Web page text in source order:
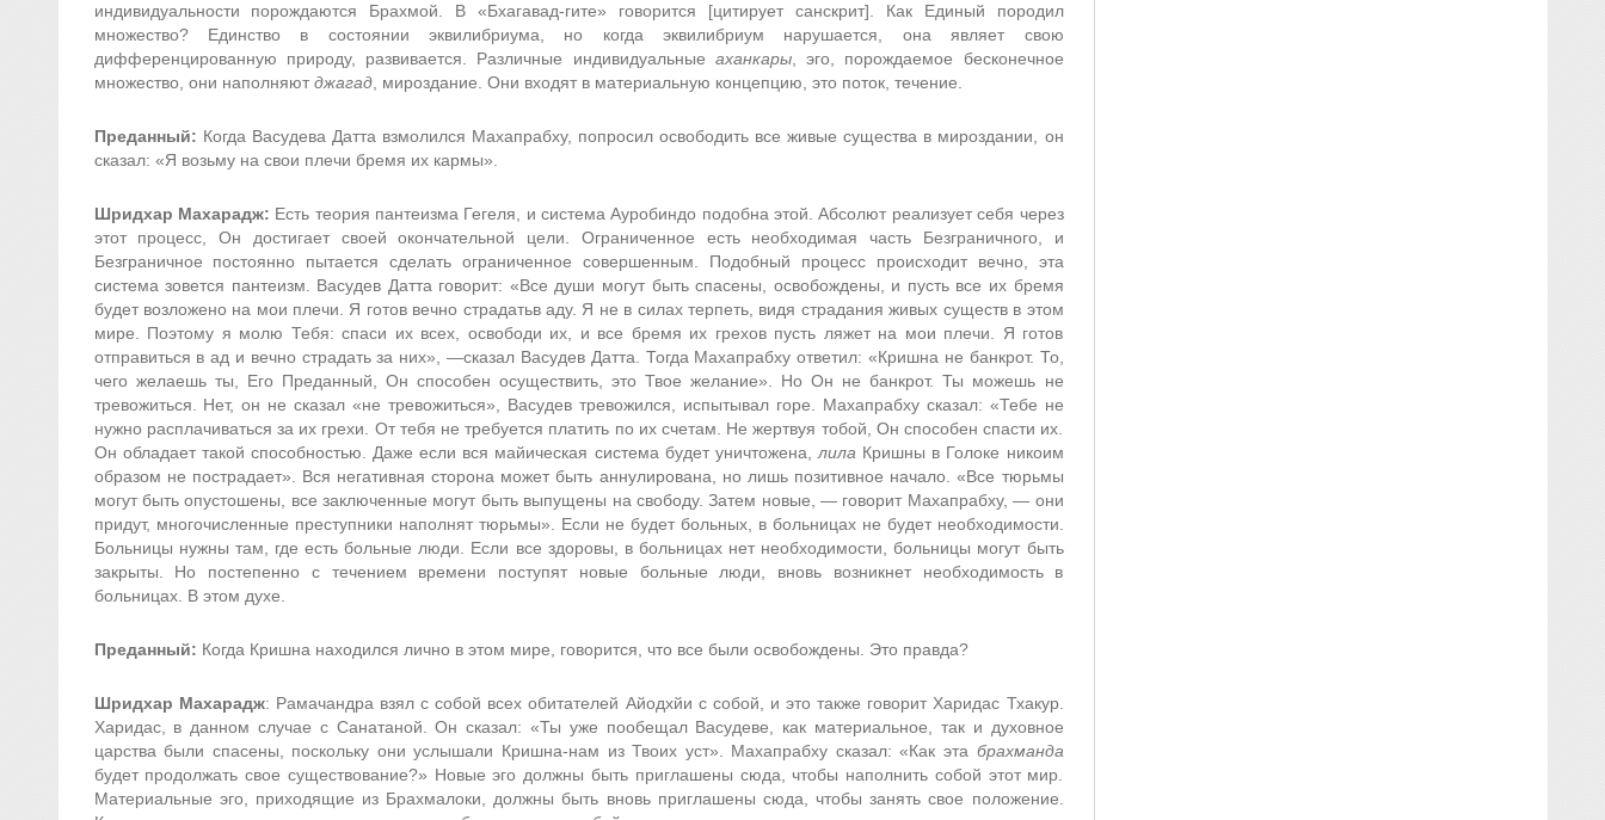
индивидуальности порождаются Брахмой. В «Бхагавад-гите» говорится [цитирует санскрит]. Как Единый породил
множество? Единство в состоянии эквилибриума, но когда эквилибриум нарушается, она являет свою
дифференцированную природу, развивается. Различные индивидуальные аханкары, эго, порождаемое бесконечное
множество, они наполняют джагад, мироздание. Они входят в материальную концепцию, это поток, течение.
Преданный: Когда Васудева Датта взмолился Махапрабху, попросил освободить все живые существа в мироздании, он
сказал: «Я возьму на свои плечи бремя их кармы».
Шридхар Махарадж: Есть теория пантеизма Гегеля, и система Ауробиндо подобна этой. Абсолют реализует себя через
этот процесс, Он достигает своей окончательной цели. Ограниченное есть необходимая часть Безграничного, и
Безграничное постоянно пытается сделать ограниченное совершенным. Подобный процесс происходит вечно, эта
система зовется пантеизм. Васудев Датта говорит: «Все души могут быть спасены, освобождены, и пусть все их бремя
будет возложено на мои плечи. Я готов вечно страдатьв аду. Я не в силах терпеть, видя страдания живых существ в этом
мире. Поэтому я молю Тебя: спаси их всех, освободи их, и все бремя их грехов пусть ляжет на мои плечи. Я готов
отправиться в ад и вечно страдать за них», —сказал Васудев Датта. Тогда Махапрабху ответил: «Кришна не банкрот. То,
чего желаешь ты, Его Преданный, Он способен осуществить, это Твое желание». Но Он не банкрот. Ты можешь не
тревожиться. Нет, он не сказал «не тревожиться», Васудев тревожился, испытывал горе. Махапрабху сказал: «Тебе не
нужно расплачиваться за их грехи. От тебя не требуется платить по их счетам. Не жертвуя тобой, Он способен спасти их.
Он обладает такой способностью. Даже если вся майическая система будет уничтожена, лила Кришны в Голоке никоим
образом не пострадает». Вся негативная сторона может быть аннулирована, но лишь позитивное начало. «Все тюрьмы
могут быть опустошены, все заключенные могут быть выпущены на свободу. Затем новые, — говорит Махапрабху, — они
придут, многочисленные преступники наполнят тюрьмы». Если не будет больных, в больницах не будет необходимости.
Больницы нужны там, где есть больные люди. Если все здоровы, в больницах нет необходимости, больницы могут быть
закрыты. Но постепенно с течением времени поступят новые больные люди, вновь возникнет необходимость в
больницах. В этом духе.
Преданный: Когда Кришна находился лично в этом мире, говорится, что все были освобождены. Это правда?
Шридхар Махарадж: Рамачандра взял с собой всех обитателей Айодхйи с собой, и это также говорит Харидас Тхакур.
Харидас, в данном случае с Санатаной. Он сказал: «Ты уже пообещал Васудеве, как материальное, так и духовное
царства были спасены, поскольку они услышали Кришна-нам из Твоих уст». Махапрабху сказал: «Как эта брахманда
будет продолжать свое существование?» Новые эго должны быть приглашены сюда, чтобы наполнить собой этот мир.
Материальные эго, приходящие из Брахмалоки, должны быть вновь приглашены сюда, чтобы занять свое положение.